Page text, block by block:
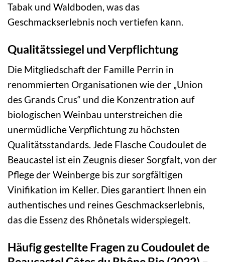
Tabak und Waldboden, was das
Geschmackserlebnis noch vertiefen kann.
Qualitätssiegel und Verpflichtung
Die Mitgliedschaft der Famille Perrin in
renommierten Organisationen wie der „Union
des Grands Crus“ und die Konzentration auf
biologischen Weinbau unterstreichen die
unermüdliche Verpflichtung zu höchsten
Qualitätsstandards. Jede Flasche Coudoulet de
Beaucastel ist ein Zeugnis dieser Sorgfalt, von der
Pflege der Weinberge bis zur sorgfältigen
Vinifikation im Keller. Dies garantiert Ihnen ein
authentisches und reines Geschmackserlebnis,
das die Essenz des Rhônetals widerspiegelt.
Häufig gestellte Fragen zu Coudoulet de